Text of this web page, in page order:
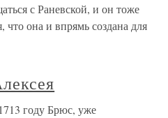
с Раневской, и он тоже
что она и впрямь создана для
году Брюс, уже